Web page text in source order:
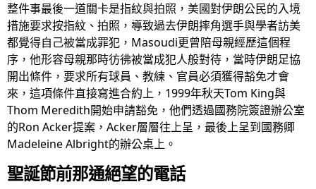
整件事最後一道關卡是指紋與拍照，美國對伊朗公民的入境
措施要求按指紋、拍照，導致過去伊朗摔角選手與學者訪美
都覺得自己被當成罪犯，Masoudi更曾陪母親經歷這個程
序，他形容母親那時彷彿被當成犯人般對待，當時伊朗足協
開出條件，要求所有球員、教練、官員必須獲得豁免才會
來，這項條件直接寫進合約上，1999年秋天Tom King與
Thom Meredith開始申請豁免，他們透過國務院簽證辦公室
的Ron Acker提案，Acker層層往上呈，最後上呈到國務卿
Madeleine Albright的辦公桌上。
聖誕節前那通絕望的電話